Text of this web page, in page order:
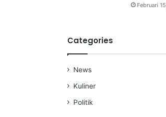
Februari
Categories
News
Kuliner
Politik